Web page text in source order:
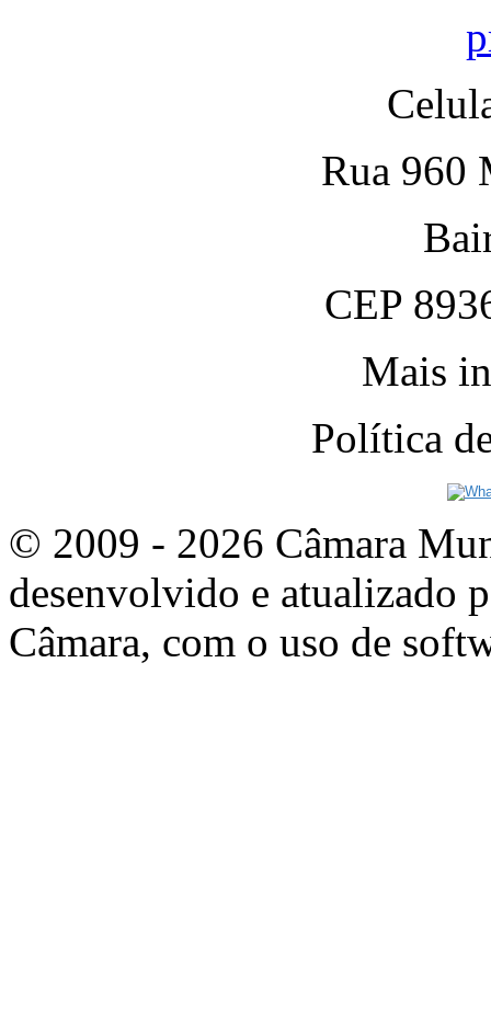
Rua 960
CEP
Mais
Política
© 2009 - 2026 Câmara
desenvolvido e atualizado
Câmara, com o uso de